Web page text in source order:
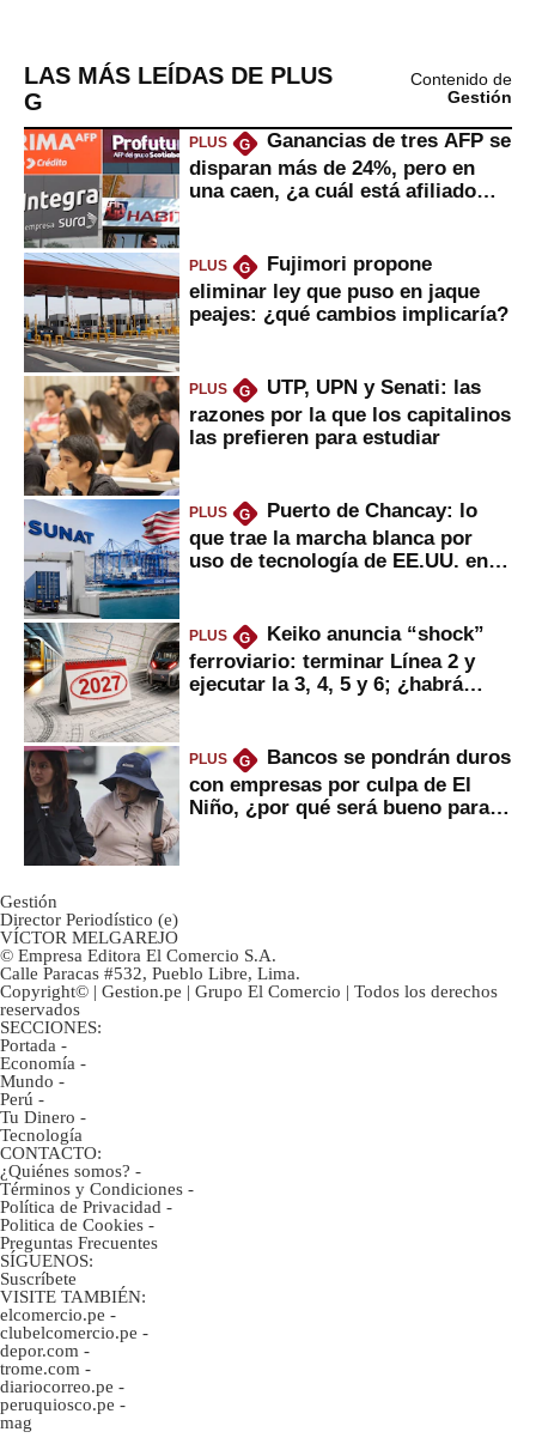
LAS MÁS LEÍDAS DE PLUS
G
Contenido de
Gestión
PLUS G
Ganancias de tres AFP se
disparan más de 24%, pero en
una caen, ¿a cuál está afiliado
PLUS G
Fujimori propone
eliminar ley que puso en jaque
peajes: ¿qué cambios implicaría?
PLUS G
UTP, UPN y Senati: las
razones por la que los capitalinos
las prefieren para estudiar
PLUS G
Puerto de Chancay: lo
que trae la marcha blanca por
uso de tecnología de EE.UU. en
PLUS G
Keiko anuncia “shock”
ferroviario: terminar Línea 2 y
ejecutar la 3, 4, 5 y 6; ¿habrá
PLUS G
Bancos se pondrán duros
con empresas por culpa de El
Niño, ¿por qué será bueno para
Gestión
Director Periodístico (e)
VÍCTOR MELGAREJO
© Empresa Editora El Comercio S.A.
Calle Paracas #532, Pueblo Libre, Lima.
Copyright© | Gestion.pe | Grupo El Comercio | Todos los derechos
reservados
SECCIONES:
Portada -
Economía -
Mundo -
Perú -
Tu Dinero -
Tecnología
CONTACTO:
¿Quiénes somos? -
Términos y Condiciones -
Política de Privacidad -
Politica de Cookies -
Preguntas Frecuentes
SÍGUENOS:
Suscríbete
VISITE TAMBIÉN:
elcomercio.pe -
clubelcomercio.pe -
depor.com -
trome.com -
diariocorreo.pe -
peruquiosco.pe -
mag